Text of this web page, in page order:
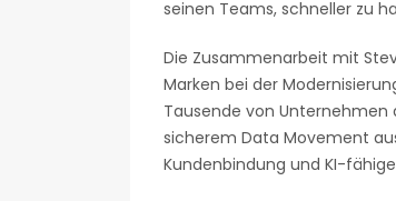
seinen Teams, schneller zu
Die Zusammenarbeit mit
Marken bei der
Tausende von
sicherem Data Movement
Kundenbindung und KI-